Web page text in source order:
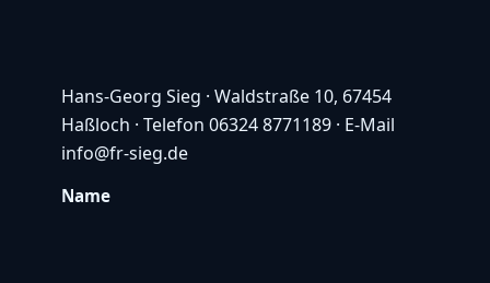
Hans-Georg Sieg · Waldstraße 10, 67454
Haßloch · Telefon 06324 8771189 · E-Mail
info@fr-sieg.de
Name